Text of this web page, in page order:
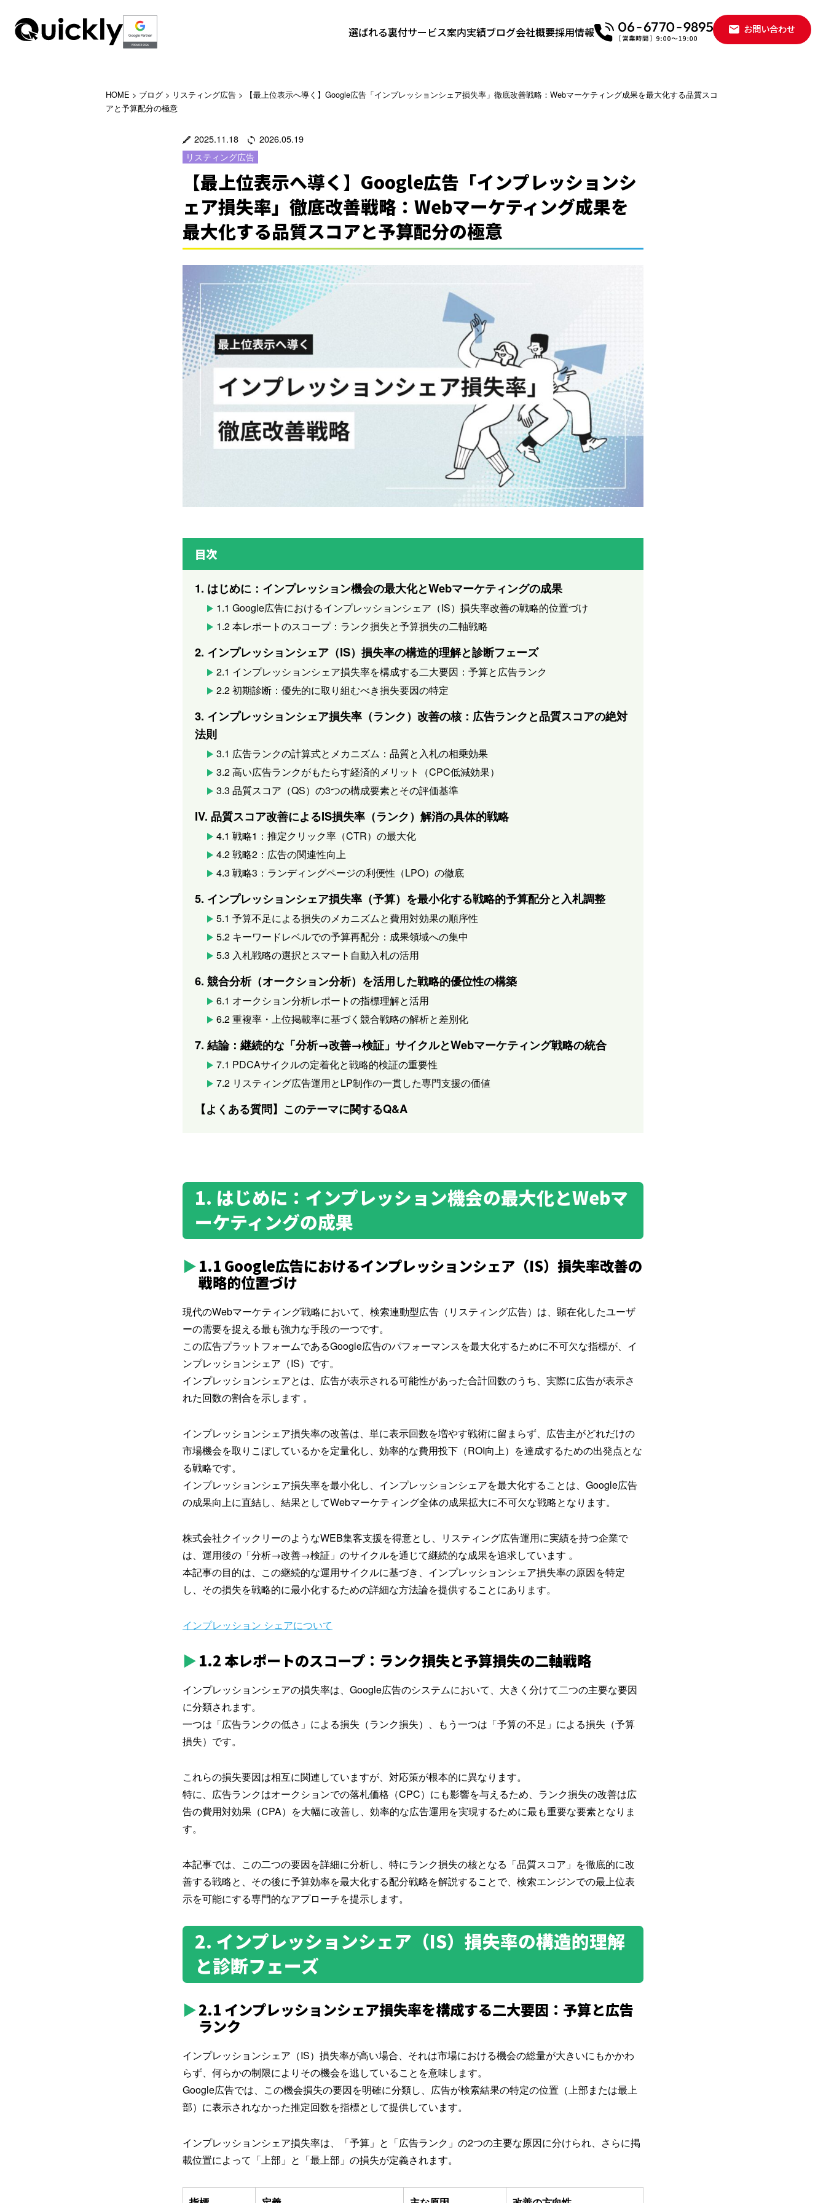
選ばれる裏付サービス案内実績ブログ会社概要採用情報 お問い合わせ
HOME > ブログ > リスティング広告 >
【最上位表示へ導く】Google広告「インプレッションシェア損失率」徹底改善戦略：Webマーケティング成果を最大化する品質スコ
アと予算配分の極意
2025.11.18 2026.05.19
リスティング広告
【最上位表示へ導く】Google広告「インプレッションシ
ェア損失率」徹底改善戦略：Webマーケティング成果を
最大化する品質スコアと予算配分の極意
目次
1. はじめに：インプレッション機会の最大化とWebマーケティングの成果
1.1 Google広告におけるインプレッションシェア（IS）損失率改善の戦略的位置づけ
1.2 本レポートのスコープ：ランク損失と予算損失の二軸戦略
2. インプレッションシェア（IS）損失率の構造的理解と診断フェーズ
2.1 インプレッションシェア損失率を構成する二大要因：予算と広告ランク
2.2 初期診断：優先的に取り組むべき損失要因の特定
3. インプレッションシェア損失率（ランク）改善の核：広告ランクと品質スコアの絶対
法則
3.1 広告ランクの計算式とメカニズム：品質と入札の相乗効果
3.2 高い広告ランクがもたらす経済的メリット（CPC低減効果）
3.3 品質スコア（QS）の3つの構成要素とその評価基準
IV. 品質スコア改善によるIS損失率（ランク）解消の具体的戦略
4.1 戦略1：推定クリック率（CTR）の最大化
4.2 戦略2：広告の関連性向上
4.3 戦略3：ランディングページの利便性（LPO）の徹底
5. インプレッションシェア損失率（予算）を最小化する戦略的予算配分と入札調整
5.1 予算不足による損失のメカニズムと費用対効果の順序性
5.2 キーワードレベルでの予算再配分：成果領域への集中
5.3 入札戦略の選択とスマート自動入札の活用
6. 競合分析（オークション分析）を活用した戦略的優位性の構築
6.1 オークション分析レポートの指標理解と活用
6.2 重複率・上位掲載率に基づく競合戦略の解析と差別化
7. 結論：継続的な「分析→改善→検証」サイクルとWebマーケティング戦略の統合
7.1 PDCAサイクルの定着化と戦略的検証の重要性
7.2 リスティング広告運用とLP制作の一貫した専門支援の価値
【よくある質問】このテーマに関するQ&A
1. はじめに：インプレッション機会の最大化とWebマ
ーケティングの成果
1.1 Google広告におけるインプレッションシェア（IS）損失率改善の
戦略的位置づけ
現代のWebマーケティング戦略において、検索連動型広告（リスティング広告）は、顕在化したユーザ
ーの需要を捉える最も強力な手段の一つです。
この広告プラットフォームであるGoogle広告のパフォーマンスを最大化するために不可欠な指標が、イ
ンプレッションシェア（IS）です。
インプレッションシェアとは、広告が表示される可能性があった合計回数のうち、実際に広告が表示さ
れた回数の割合を示します 。
インプレッションシェア損失率の改善は、単に表示回数を増やす戦術に留まらず、広告主がどれだけの
市場機会を取りこぼしているかを定量化し、効率的な費用投下（ROI向上）を達成するための出発点とな
る戦略です。
インプレッションシェア損失率を最小化し、インプレッションシェアを最大化することは、 Google広告
の成果向上に直結し、結果としてWebマーケティング全体の成果拡大に不可欠な戦略となります。
株式会社クイックリーのようなWEB集客支援を得意とし、リスティング広告運用に実績を持つ企業で
は、運用後の「分析→改善→検証」のサイクルを通じて継続的な成果を追求しています 。
本記事の目的は、この継続的な運用サイクルに基づき、インプレッションシェア損失率の原因を特定
し、その損失を戦略的に最小化するための詳細な方法論を提供することにあります。
インプレッション シェアについて
1.2 本レポートのスコープ：ランク損失と予算損失の二軸戦略
インプレッションシェアの損失率は、Google広告のシステムにおいて、大きく分けて二つの主要な要因
に分類されます。
一つは「広告ランクの低さ」による損失（ランク損失）、もう一つは「予算の不足」による損失（予算
損失）です。
これらの損失要因は相互に関連していますが、対応策が根本的に異なります。
特に、広告ランクはオークションでの落札価格（CPC）にも影響を与えるため、ランク損失の改善は広
告の費用対効果（CPA）を大幅に改善し、効率的な広告運用を実現するために最も重要な要素となりま
す。
本記事では、この二つの要因を詳細に分析し、特にランク損失の核となる「品質スコア」を徹底的に改
善する戦略と、その後に予算効率を最大化する配分戦略を解説することで、検索エンジンでの最上位表
示を可能にする専門的なアプローチを提示します。
2. インプレッションシェア（IS）損失率の構造的理解
と診断フェーズ
2.1 インプレッションシェア損失率を構成する二大要因：予算と広告
ランク
インプレッションシェア（IS）損失率が高い場合、それは市場における機会の総量が大きいにもかかわ
らず、何らかの制限によりその機会を逃していることを意味します。
Google広告では、この機会損失の要因を明確に分類し、広告が検索結果の特定の位置（上部または最上
部）に表示されなかった推定回数を指標として提供しています。
インプレッションシェア損失率は、「予算」と「広告ランク」の2つの主要な原因に分けられ、さらに掲
載位置によって「上部」と「最上部」の損失が定義されます。